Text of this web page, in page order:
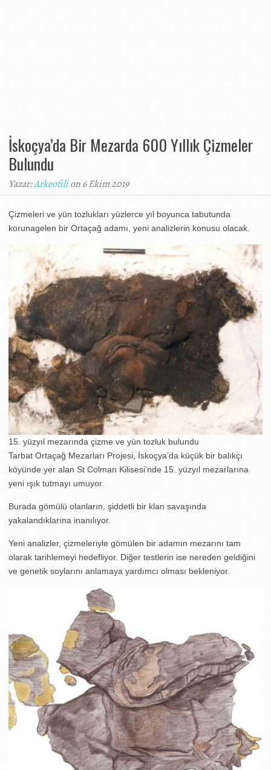
İskoçya’da Bir Mezarda 600 Yıllık Çizmeler
Bulundu
Yazar:Arkeofilion 6 Ekim 2019
Çizmeleri ve yün tozlukları yüzlerce yıl boyunca tabutunda
korunagelen bir Ortaçağ adamı, yeni analizlerin konusu olacak.
15. yüzyıl mezarında çizme ve yün tozluk bulundu
Tarbat Ortaçağ Mezarları Projesi, İskoçya’da küçük bir balıkçı
köyünde yer alan St Colman Kilisesi’nde 15. yüzyıl mezarlarına
yeni ışık tutmayı umuyor.
Burada gömülü olanların, şiddetli bir klan savaşında
yakalandıklarına inanılıyor.
Yeni analizler, çizmeleriyle gömülen bir adamın mezarını tam
olarak tarihlemeyi hedefliyor. Diğer testlerin ise nereden geldiğini
ve genetik soylarını anlamaya yardımcı olması bekleniyor.